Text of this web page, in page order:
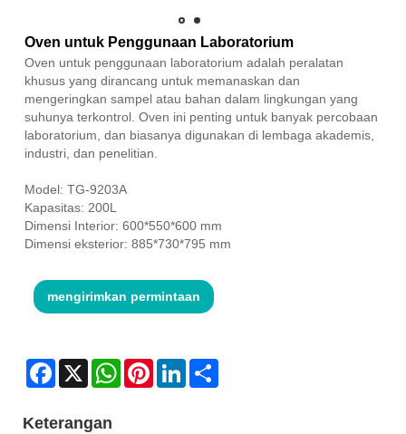
Oven untuk Penggunaan Laboratorium
Oven untuk penggunaan laboratorium adalah peralatan
khusus yang dirancang untuk memanaskan dan
mengeringkan sampel atau bahan dalam lingkungan yang
suhunya terkontrol. Oven ini penting untuk banyak percobaan
laboratorium, dan biasanya digunakan di lembaga akademis,
industri, dan penelitian.
Model: TG-9203A
Kapasitas: 200L
Dimensi Interior: 600*550*600 mm
Dimensi eksterior: 885*730*795 mm
mengirimkan permintaan
Facebook
X WhatsAppPinterestLinkedIn
Keterangan